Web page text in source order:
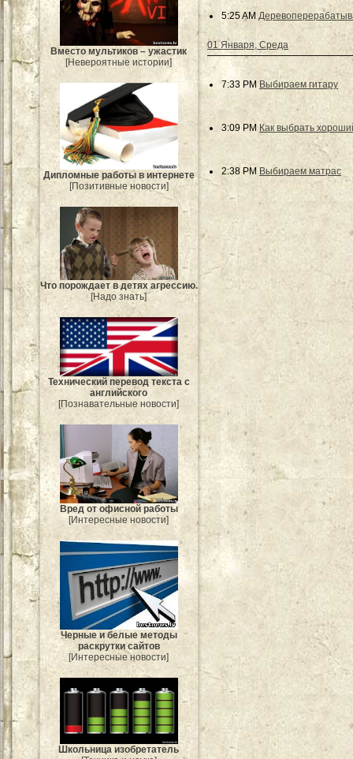
Вместо мультиков – ужастик
[Невероятные истории]
Дипломные работы в интернете
[Позитивные новости]
Что порождает в детях агрессию.
[Надо знать]
Технический перевод текста с
английского
[Познавательные новости]
Вред от офисной работы
[Интересные новости]
Черные и белые методы
раскрутки сайтов
[Интересные новости]
Школьница изобретатель
5:25 AM
01 Января, Среда
7:33 PM Выбираем гитару
3:09 PM Как выбрать
2:38 PM Выбираем матрас